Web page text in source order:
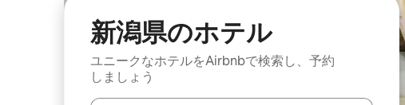
新潟県のホ⁠テ⁠ル
ユニークなホ⁠テ⁠ル⁠をAirbnb⁠で検⁠索⁠し⁠、予⁠約
し⁠ま⁠し⁠ょ⁠う